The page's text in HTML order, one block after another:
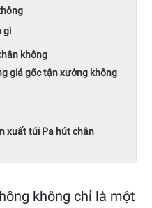
gì
không
giá gốc tận xưởng không
xuất túi Pa hút chân
không chỉ là một